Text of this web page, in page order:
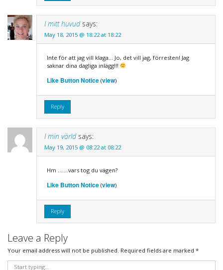
I mitt huvud says:
May 18, 2015 @ 18:22 at 18:22
Inte för att jag vill klaga… Jo, det vill jag, förresten! Jag
saknar dina dagliga inlägg!!!
Like Button Notice(view)
Reply
I min värld says:
May 19, 2015 @ 08:22 at 08:22
Hm …….vars tog du vägen?
Like Button Notice(view)
Reply
Leave a Reply
Your email address will not be published. Required fields are marked *